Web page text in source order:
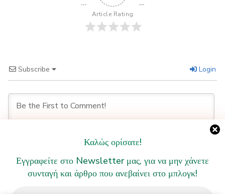
Καλώς ορίσατε!
Εγγραφείτε στο Newsletter μας, για να μην χάνετε
συνταγή και άρθρο που ανεβαίνει στο μπλογκ!
Article Rating
Subscribe Login
COMMENTS